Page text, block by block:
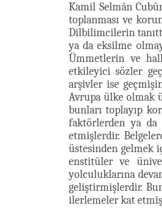
Kamil Selmân
toplanması ve
Dilbilimcilerin
ya da eksilme
Ümmetlerin ve
etkileyici sözler
arşivler ise
Avrupa ülke olmak
bunları toplayıp
faktörlerden ya da
etmişlerdir.
üstesinden gelmek
enstitüler ve
yolculuklarına
geliştirmişlerdir.
ilerlemeler kat